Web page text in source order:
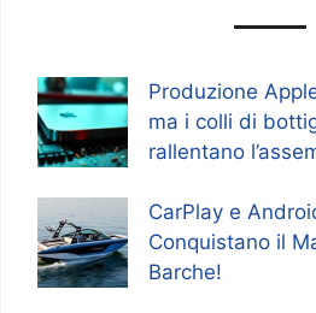
Produzione
ma i colli di
rallentano
CarPlay e
Conquistano il
Barche!